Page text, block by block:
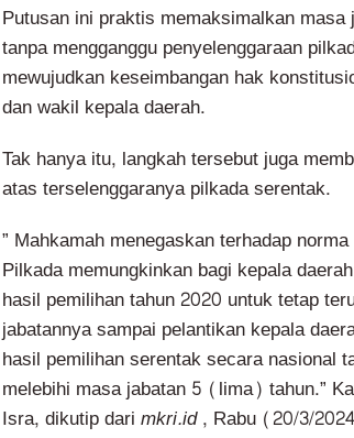
Putusan ini praktis memaksimalkan masa
tanpa mengganggu penyelenggaraan
mewujudkan keseimbangan hak
dan wakil kepala daerah.
Tak hanya itu, langkah tersebut juga
atas terselenggaranya pilkada serentak.
” Mahkamah menegaskan terhadap
Pilkada memungkinkan bagi kepala
hasil pemilihan tahun 2020 untuk tetap
jabatannya sampai pelantikan kepala
hasil pemilihan serentak secara nasional
melebihi masa jabatan 5 (lima) tahun.”
Isra, dikutip darimkri.id, Rabu (20/3/